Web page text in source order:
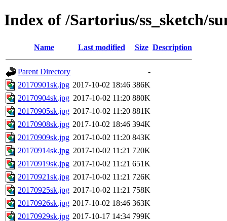
Index of /Sartorius/ss_sketch/
Name Last modified Size Description
Parent Directory
-
20170901sk.jpg 2017-10-02 18:46 386K
20170904sk.jpg 2017-10-02 11:20 880K
20170905sk.jpg 2017-10-02 11:20 881K
20170908sk.jpg 2017-10-02 18:46 394K
20170909sk.jpg 2017-10-02 11:20 843K
20170914sk.jpg 2017-10-02 11:21 720K
20170919sk.jpg 2017-10-02 11:21 651K
20170921sk.jpg 2017-10-02 11:21 726K
20170925sk.jpg 2017-10-02 11:21 758K
20170926sk.jpg 2017-10-02 18:46 363K
20170929sk.jpg 2017-10-17 14:34 799K